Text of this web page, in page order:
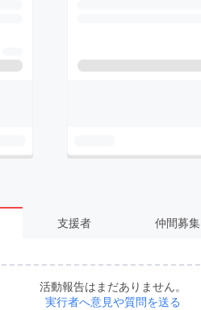
支援者 仲間募集
活動報告はまだありません。
実行者へ意見や質問を送る